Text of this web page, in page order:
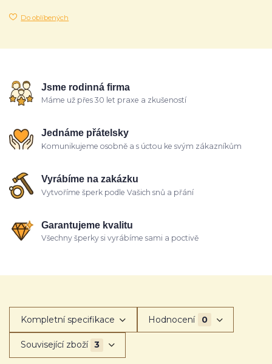
Do oblíbených
Jsme rodinná firma
Máme už přes 30 let praxe a zkušeností
Jednáme přátelsky
Komunikujeme osobně a s úctou ke svým zákazníkům
Vyrábíme na zakázku
Vytvoříme šperk podle Vašich snů a přání
Garantujeme kvalitu
Všechny šperky si vyrábíme sami a poctivě
Kompletní specifikace Hodnocení 0
Související zboží 3